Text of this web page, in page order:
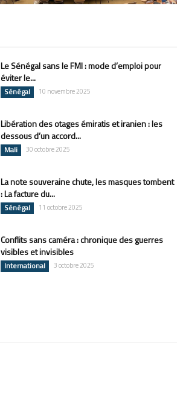
Le Sénégal sans le FMI : mode d’emploi pour
éviter le...
Sénégal 10 novembre 2025
Libération des otages émiratis et iranien : les
dessous d’un accord...
Mali 30 octobre 2025
La note souveraine chute, les masques tombent
: La facture du...
Sénégal 11 octobre 2025
Conflits sans caméra : chronique des guerres
visibles et invisibles
International 3 octobre 2025